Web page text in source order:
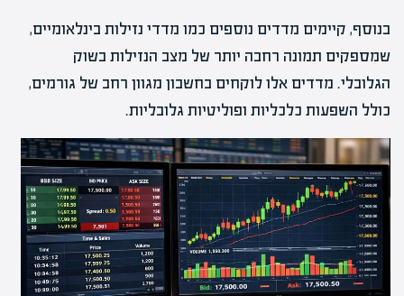
בנוסף, קיימים מדדים נוספים כמו מדדי נזילות בינלאומיים,
שמספקים תמונה רחבה יותר של מצב הנזילות בשוק
הגלובלי. מדדים אלו לוקחים בחשבון מגוון רחב של גורמים,
כולל השפעות כלכליות ופוליטיות גלובליות.